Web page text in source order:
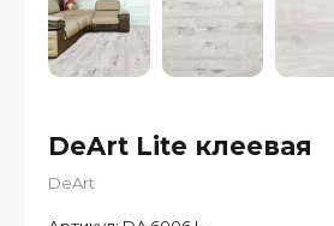
DeArt Lite клеевая
DeArt